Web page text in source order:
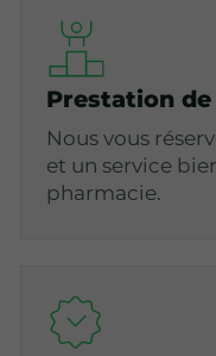
Prestation
Nous vous
et un service
pharmacie.